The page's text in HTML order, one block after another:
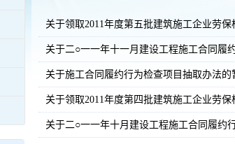
关于领取2011年度第五批建筑施工企业劳保
关于二○一一年十一月建设工程施工合同履
关于施工合同履约行为检查项目抽取办法的
关于领取2011年度第四批建筑施工企业劳保
关于二○一一年十月建设工程施工合同履约